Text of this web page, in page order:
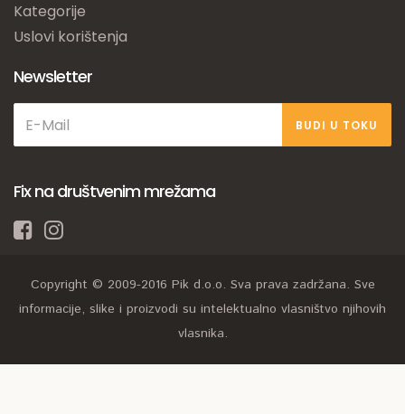
Kategorije
Uslovi korištenja
Newsletter
BUDI U TOKU
Fix na društvenim mrežama
Copyright © 2009-2016 Pik d.o.o. Sva prava zadržana. Sve
informacije, slike i proizvodi su intelektualno vlasništvo njihovih
vlasnika.